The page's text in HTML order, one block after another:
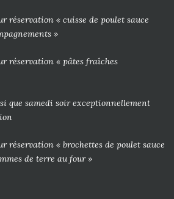
réservation « cuisse de poulet sauce
»
réservation « pâtes fraîches
que samedi soir exceptionnellement
réservation « brochettes de poulet sauce
de terre au four »